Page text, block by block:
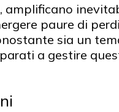
paure di
sia un
a gestire